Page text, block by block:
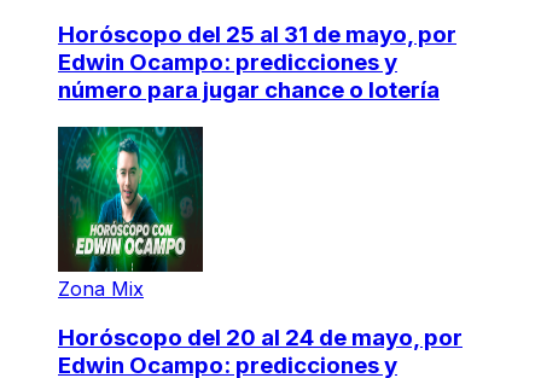
Horóscopo del 25 al 31 de mayo, por
Edwin Ocampo: predicciones y
número para jugar chance o lotería
Zona Mix
Horóscopo del 20 al 24 de mayo, por
Edwin Ocampo: predicciones y